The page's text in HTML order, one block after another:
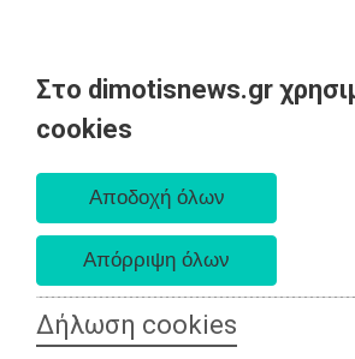
Στο dimotisnews.gr
cookies
Δήλωση cookies